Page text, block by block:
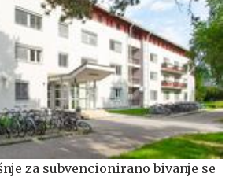
za subvencionirano bivanje se